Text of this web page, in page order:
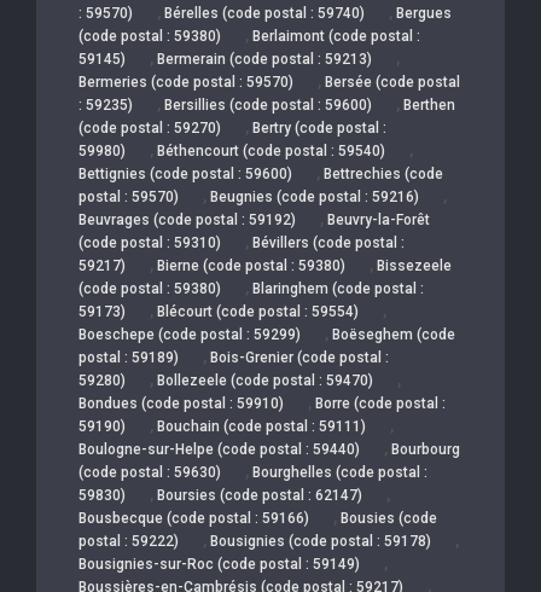
: 59570)
, Bérelles (code postal : 59740) , Bergues
(code postal : 59380)
, Berlaimont (code postal :
59145)
, Bermerain (code postal : 59213) ,
Bermeries (code postal : 59570) , Bersée (code postal
: 59235)
, Bersillies (code postal : 59600) , Berthen
(code postal : 59270)
, Bertry (code postal :
59980)
, Béthencourt (code postal : 59540) ,
Bettignies (code postal : 59600) , Bettrechies (code
postal : 59570)
, Beugnies (code postal : 59216) ,
Beuvrages (code postal : 59192) , Beuvry-la-Forêt
(code postal : 59310)
, Bévillers (code postal :
59217)
, Bierne (code postal : 59380) , Bissezeele
(code postal : 59380)
, Blaringhem (code postal :
59173)
, Blécourt (code postal : 59554) ,
Boeschepe (code postal : 59299) , Boëseghem (code
postal : 59189)
, Bois-Grenier (code postal :
59280)
, Bollezeele (code postal : 59470) ,
Bondues (code postal : 59910) , Borre (code postal :
59190)
, Bouchain (code postal : 59111) ,
Boulogne-sur-Helpe (code postal : 59440) , Bourbourg
(code postal : 59630)
, Bourghelles (code postal :
59830)
, Boursies (code postal : 62147) ,
Bousbecque (code postal : 59166) , Bousies (code
postal : 59222)
, Bousignies (code postal : 59178) ,
Bousignies-sur-Roc (code postal : 59149) ,
Boussières-en-Cambrésis (code postal : 59217) ,